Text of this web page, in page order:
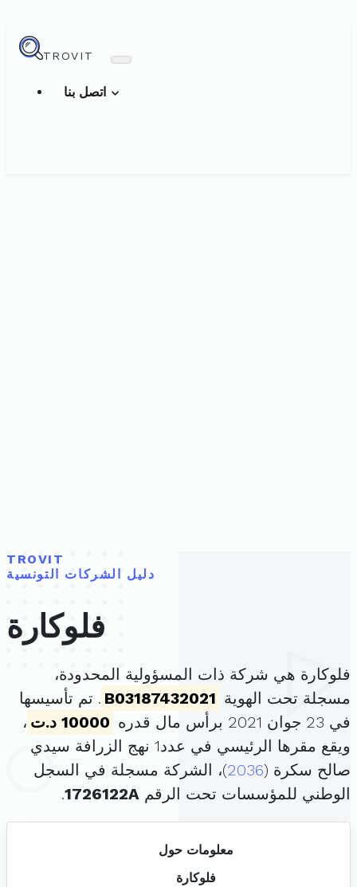
TROVIT
TROVIT
دليل الشركات التونسية
فلوكارة
فلوكارة هي شركة ذات المسؤولية المحدودة،
مسجلة تحت الهوية B03187432021 . تم تأسيسها
في 23 جوان 2021 برأس مال قدره
10000 د.ت
،
ويقع مقرها الرئيسي في عدد1 نهج الزرافة سيدي
صالح سكرة (2036)، الشركة مسجلة في السجل
الوطني للمؤسسات تحت الرقم 1726122A
.
معلومات حول
فلوكارة